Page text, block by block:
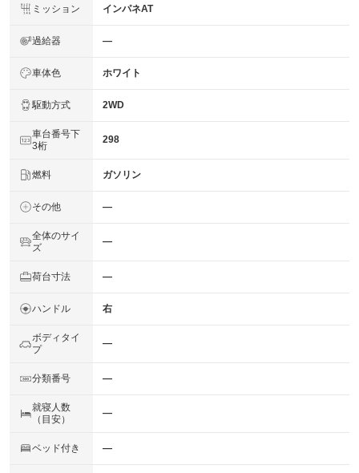
ミッション インパネAT
過給器 ―
車体色 ホワイト
駆動方式 2WD
車台番号下
3桁
298
燃料 ガソリン
その他 ―
全体のサイ
ズ
―
荷台寸法 ―
ハンドル 右
ボディタイ
プ
―
分類番号 ―
就寝人数
（目安）
―
ベッド付き ―